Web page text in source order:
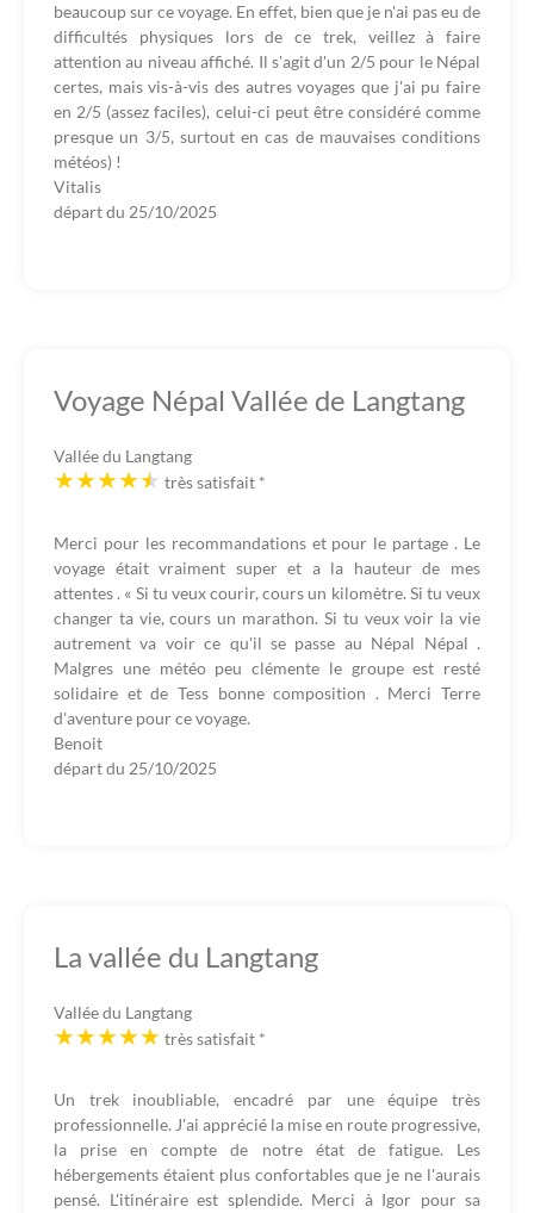
beaucoup sur ce voyage. En effet, bien que je n'ai pas eu de
difficultés physiques lors de ce trek, veillez à faire
attention au niveau affiché. Il s'agit d'un 2/5 pour le Népal
certes, mais vis-à-vis des autres voyages que j'ai pu faire
en 2/5 (assez faciles), celui-ci peut être considéré comme
presque un 3/5, surtout en cas de mauvaises conditions
météos) !
Vitalis
départ du 25/10/2025
Voyage Népal Vallée de Langtang
Vallée du Langtang
très satisfait *
Merci pour les recommandations et pour le partage . Le
voyage était vraiment super et a la hauteur de mes
attentes . « Si tu veux courir, cours un kilomètre. Si tu veux
changer ta vie, cours un marathon. Si tu veux voir la vie
autrement va voir ce qu'il se passe au Népal Népal .
Malgres une météo peu clémente le groupe est resté
solidaire et de Tess bonne composition . Merci Terre
d'aventure pour ce voyage.
Benoit
départ du 25/10/2025
La vallée du Langtang
Vallée du Langtang
très satisfait *
Un trek inoubliable, encadré par une équipe très
professionnelle. J'ai apprécié la mise en route progressive,
la prise en compte de notre état de fatigue. Les
hébergements étaient plus confortables que je ne l'aurais
pensé. L'itinéraire est splendide. Merci à Igor pour sa